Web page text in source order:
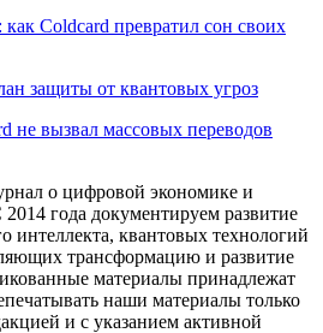
Coldcard превратил сон своих
защиты от квантовых угроз
не вызвал массовых переводов
о цифровой экономике и
года документируем развитие
интеллекта, квантовых технологий
трансформацию и развитие
материалы принадлежат
наши материалы только
и с указанием активной